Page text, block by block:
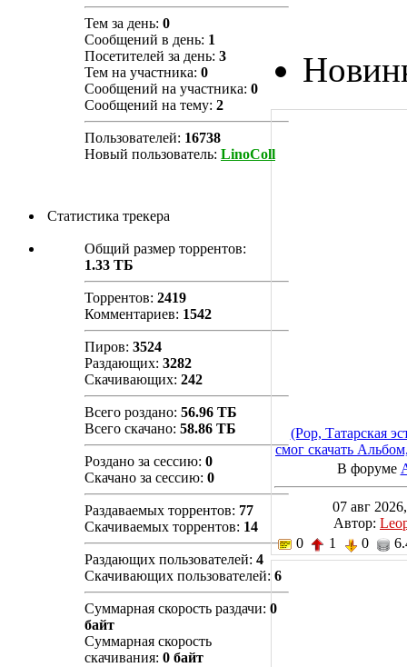
Тем за день: 0
Сообщений в день: 1
Посетителей за день: 3
Тем на участника: 0
Сообщений на участника: 0
Сообщений на тему: 2
Пользователей: 16738
Новый пользователь: LinoColl
Статистика трекера
Общий размер торрентов:
1.33 ТБ
Торрентов: 2419
Комментариев: 1542
Пиров: 3524
Раздающих: 3282
Скачивающих: 242
Всего роздано: 56.96 ТБ
Всего скачано: 58.86 ТБ
Роздано за сессию: 0
Скачано за сессию: 0
Раздаваемых торрентов: 77
Скачиваемых торрентов: 14
Раздающих пользователей: 4
Скачивающих пользователей: 6
Суммарная скорость раздачи: 0
байт
Суммарная скорость
скачивания: 0 байт
(Pop, Татарская
смог скачать
В форуме
07 авг
Автор:
0
1 0